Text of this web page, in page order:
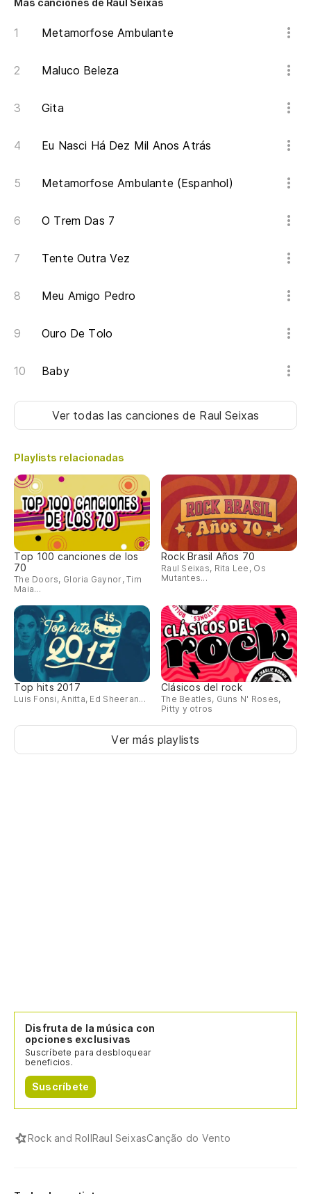
Más canciones de Raul Seixas
Metamorfose Ambulante
Maluco Beleza
Gita
Eu Nasci Há Dez Mil Anos Atrás
Metamorfose Ambulante (Espanhol)
O Trem Das 7
Tente Outra Vez
Meu Amigo Pedro
Ouro De Tolo
Baby
Ver todas las canciones de Raul Seixas
Playlists relacionadas
Top 100 canciones de los
70
The Doors, Gloria Gaynor, Tim
Maia...
Rock Brasil Años 70
Raul Seixas, Rita Lee, Os
Mutantes...
Top hits 2017
Luis Fonsi, Anitta, Ed Sheeran...
Clásicos del rock
The Beatles, Guns N' Roses,
Pitty y otros
Ver más playlists
Disfruta de la música con
opciones exclusivas
Suscríbete para desbloquear
beneficios.
Suscríbete
Rock and RollRaul SeixasCanção do Vento